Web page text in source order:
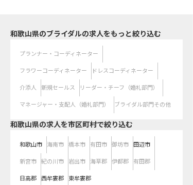
和歌山県のブライダルの求人をもっと絞り込む
プランナー・コーディネーター
フラワーコーディネーター ドレスコーディネーター
介添人 新規セールス リーダー・チーフ（婚礼部門）
マネージャー・支配人（婚礼部門） ブライダル部門その他
和歌山県の求人を市区町村で絞り込む
和歌山市 海南市 橋本市 有田市 御坊市 田辺市
新宮市 紀の川市 岩出市 海草郡 伊都郡 有田郡
日高郡 西牟婁郡 東牟婁郡